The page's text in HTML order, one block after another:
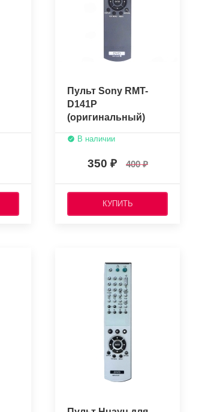
Пульт Sony RMT-
D141P
(оригинальный)
В наличии
350 400
КУПИТЬ